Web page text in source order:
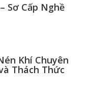
Sơ Cấp Nghề
Khí Chuyên
Thách Thức